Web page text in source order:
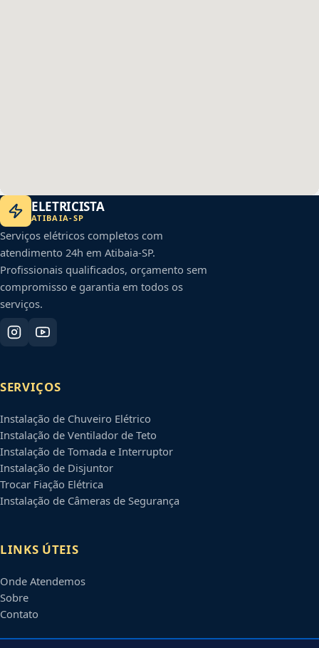
ELETRICISTA
ATIBAIA-SP
Serviços elétricos completos com
atendimento 24h em Atibaia-SP.
Profissionais qualificados, orçamento sem
compromisso e garantia em todos os
serviços.
SERVIÇOS
Instalação de Chuveiro Elétrico
Instalação de Ventilador de Teto
Instalação de Tomada e Interruptor
Instalação de Disjuntor
Trocar Fiação Elétrica
Instalação de Câmeras de Segurança
LINKS ÚTEIS
Onde Atendemos
Sobre
Contato